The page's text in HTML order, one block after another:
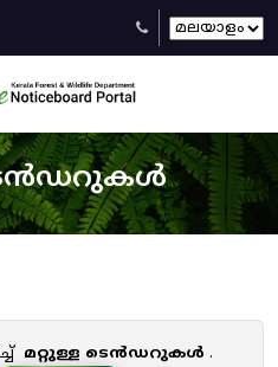
മറ്റുള്ള ടെൻഡറുകൾ .